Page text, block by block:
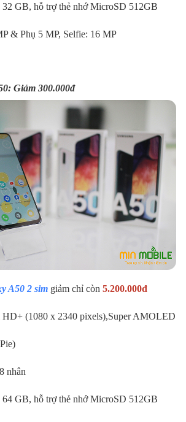
GB, hỗ trợ thẻ nhớ MicroSD 512GB
& Phụ 5 MP, Selfie: 16 MP
Giảm 300.000đ
A50 2 sim giảm chỉ còn 5.200.000đ
(1080 x 2340 pixels),Super AMOLED
nhân
GB, hỗ trợ thẻ nhớ MicroSD 512GB